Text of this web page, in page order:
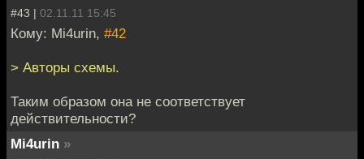
#43 | 02.11.11 15:45
Кому: Mi4urin, #42
> Авторы схемы.
Таким образом она не соответствует
действительности?
Mi4urin »